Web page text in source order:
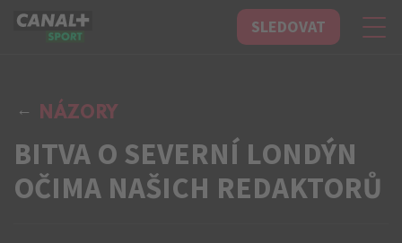
CANAL+ Sport SLEDOVAT
NÁZORY
BITVA O SEVERNÍ LONDÝN
OČIMA NAŠICH REDAKTORŮ